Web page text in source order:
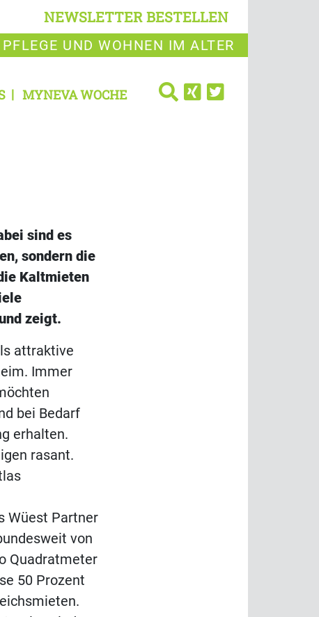
NEWSLETTER BESTELLEN
UND WOHNEN IM ALTER
MYNEVA WOCHE
sind es
sondern die
Kaltmieten
zeigt.
attraktive
Immer
bei Bedarf
erhalten.
rasant.
Wüest Partner
von
Quadratmeter
50 Prozent